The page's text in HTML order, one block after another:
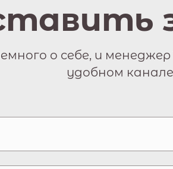
о себе, и
удобном